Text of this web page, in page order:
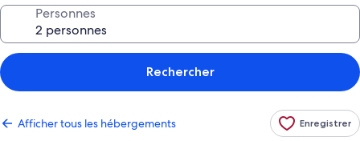
Personnes
Rechercher
Afficher tous les hébergements Enregistrer